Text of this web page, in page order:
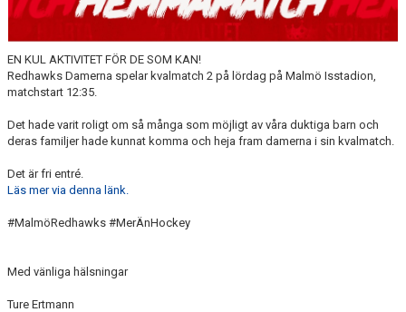
EN KUL AKTIVITET FÖR DE SOM KAN!
Redhawks Damerna spelar kvalmatch 2 på lördag på Malmö Isstadion,
matchstart 12:35.
Det hade varit roligt om så många som möjligt av våra duktiga barn och
deras familjer hade kunnat komma och heja fram damerna i sin kvalmatch.
Det är fri entré.
Läs mer via denna länk.
#MalmöRedhawks #MerÄnHockey
Med vänliga hälsningar
Ture Ertmann